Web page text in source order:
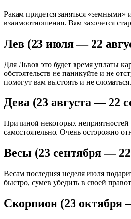
Ракам придется заняться
взаимоотношения. Вам захочется
Лев (23 июля — 22
Для Львов это будет время уплаты
обстоятельств не паникуйте и не
помогут вам выстоять и не сломаться.
Дева (23 августа — 22
Причиной некоторых неприятностей
самостоятельно. Очень осторожно
Весы (23 сентября —
Весам последняя неделя июля
быстро, сумев убедить в своей
Скорпион (23 октября